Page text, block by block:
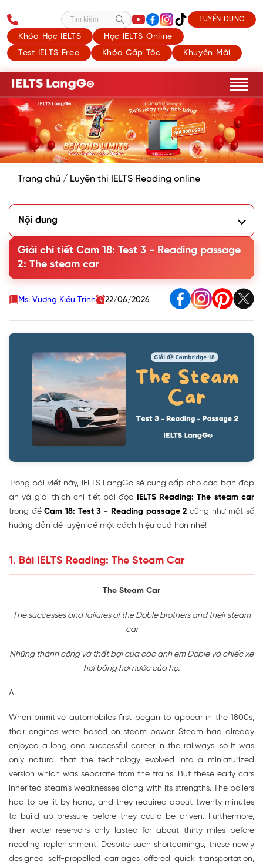
Khóa Học IELTS
Học IELTS Online
Test IELTS Free
Khóa Cấp Tốc Khuyến Mãi
Tìm kiếm TUYỂN DỤNG
Trang chủ / Luyện thi IELTS Reading online
Nội dung
2. Chữa chi tiết đề Cam 18: Test 3 - Reading passage 2: The
Giải chi tiết Cam 18: Test 3 - Reading passage
2: The steam car
Ms. Vương Kiều Trinh 22/06/2026
Trong bài viết này, IELTS LangGo sẽ cung cấp cho các bạn đáp
án và giải thích chi tiết bài đọc
IELTS Reading: The steam car
trong đềCam 18: Test 3 - Reading passage 2 cũng như một số
hướng dẫn để luyện đề một cách hiệu quả hơn nhé!
1. Bài IELTS Reading: The Steam Car
The Steam Car
The successes and failures of the Doble brothers and their steam
car
Những thành công và thất bại của các anh em Doble và chiếc xe
hơi bằng hơi nước của họ.
A.
When primitive automobiles first began to appear in the 1800s,
their engines were based on steam power. Steam had already
enjoyed a long and successful career in the railways, so it was
only natural that the technology evolved into a miniaturized
version which was separate from the trains. But these early cars
inherited steam’s weaknesses along with its strengths. The boilers
had to be lit by hand, and they required about twenty minutes
to build up pressure before they could be driven. Furthermore,
their water reservoirs only lasted for about thirty miles before
needing replenishment. Despite such shortcomings, these newly
designed self-propelled carriages offered quick transportation,